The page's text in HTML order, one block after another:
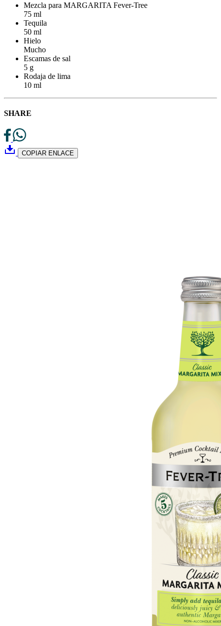
Mezcla para MARGARITA Fever-Tree
75 ml
Tequila
50 ml
Hielo
Mucho
Escamas de sal
5 g
Rodaja de lima
10 ml
SHARE
COPIAR ENLACE